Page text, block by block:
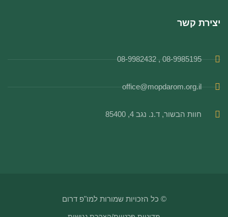
יצירת קשר
08-9985195 , 08-9982432
office@mopdarom.org.il
חוות הבשור, ד.נ. נגב 4, 85400
© כל הזכויות שמורות למו"פ דרום